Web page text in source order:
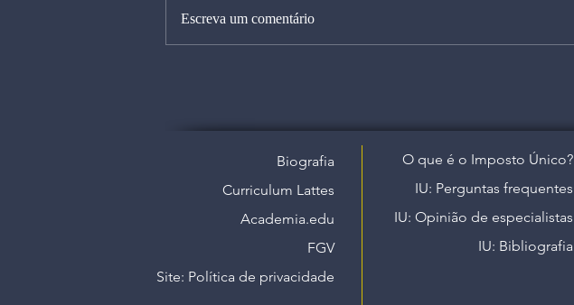
Escreva um comentário
Biografia
Curriculum Lattes
Academia.edu
FGV
Site: Política de privacidade​
O que é o Imposto Único?
IU: Perguntas frequentes
IU: Opinião de especialistas
IU: Bibliografia